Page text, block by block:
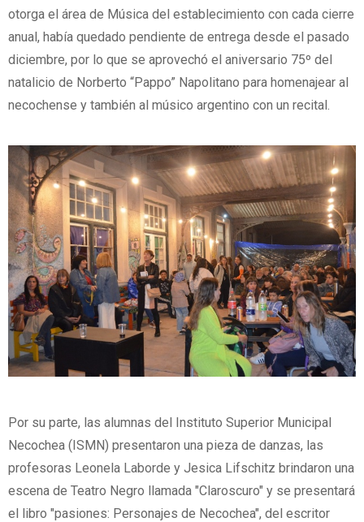
otorga el área de Música del establecimiento con cada cierre
anual, había quedado pendiente de entrega desde el pasado
diciembre, por lo que se aprovechó el aniversario 75º del
natalicio de Norberto “Pappo” Napolitano para homenajear al
necochense y también al músico argentino con un recital.
Por su parte, las alumnas del Instituto Superior Municipal
Necochea (ISMN) presentaron una pieza de danzas, las
profesoras Leonela Laborde y Jesica Lifschitz brindaron una
escena de Teatro Negro llamada "Claroscuro" y se presentará
el libro "pasiones: Personajes de Necochea", del escritor